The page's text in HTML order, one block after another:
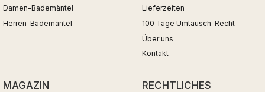
Damen-Bademäntel
Herren-Bademäntel
Lieferzeiten
100 Tage Umtausch-Recht
Über uns
Kontakt
MAGAZIN RECHTLICHES